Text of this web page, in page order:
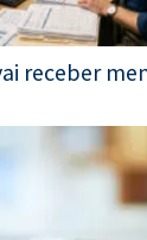
receber